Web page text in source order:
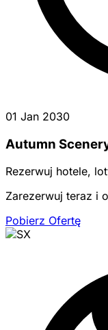
01 Jan 2030
Autumn
Rezerwuj hotele,
Zarezerwuj teraz i
Pobierz Ofertę